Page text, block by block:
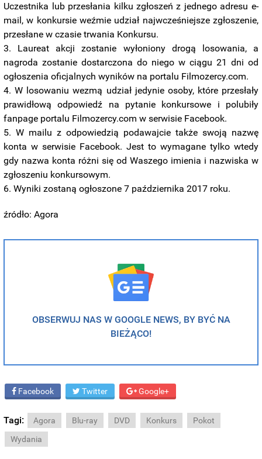
Uczestnika lub przesłania kilku zgłoszeń z jednego adresu e-
mail, w konkursie weźmie udział najwcześniejsze zgłoszenie,
przesłane w czasie trwania Konkursu.
Laureat akcji zostanie wyłoniony drogą losowania, a
nagroda zostanie dostarczona do niego w ciągu 21 dni od
ogłoszenia oficjalnych wyników na portalu Filmozercy.com.
W losowaniu wezmą udział jedynie osoby, które przesłały
prawidłową odpowiedź na pytanie konkursowe i polubiły
fanpage portalu Filmozercy.com w serwisie Facebook.
W mailu z odpowiedzią podawajcie także swoją nazwę
konta w serwisie Facebook. Jest to wymagane tylko wtedy
gdy nazwa konta różni się od Waszego imienia i nazwiska w
zgłoszeniu konkursowym.
Wyniki zostaną ogłoszone 7 października 2017 roku.
źródło: Agora
OBSERWUJ NAS W GOOGLE NEWS, BY BYĆ NA
BIEŻĄCO!
Facebook Twitter Google+
Tagi: Agora Blu-ray DVD Konkurs
Pokot
Wydania